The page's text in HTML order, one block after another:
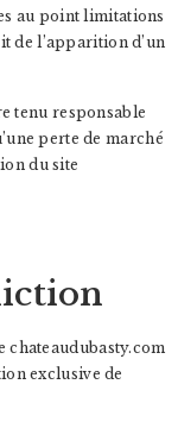
au point limitations
de l’apparition d’un
tenu responsable
perte de marché
du site
chateaudubasty.com
exclusive de